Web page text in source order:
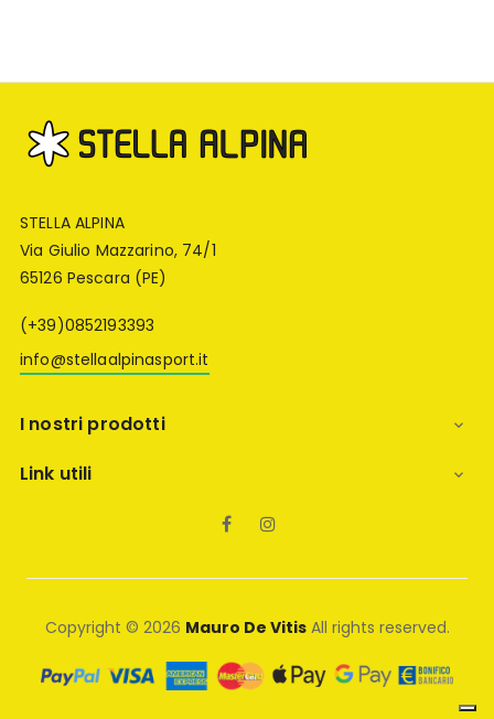
STELLA ALPINA
Via Giulio Mazzarino, 74/1
65126 Pescara (PE)
(+39)0852193393
info@stellaalpinasport.it
I nostri prodotti 
Link utili 
Facebook
Copyright © 2026 Mauro De VitisAll rights reserved.